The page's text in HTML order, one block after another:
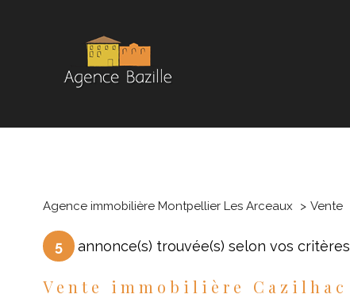
Agence immobilière Montpellier Les Arceaux Vente
5 annonce(s) trouvée(s) selon vos critères
Vente immobilière Cazilhac